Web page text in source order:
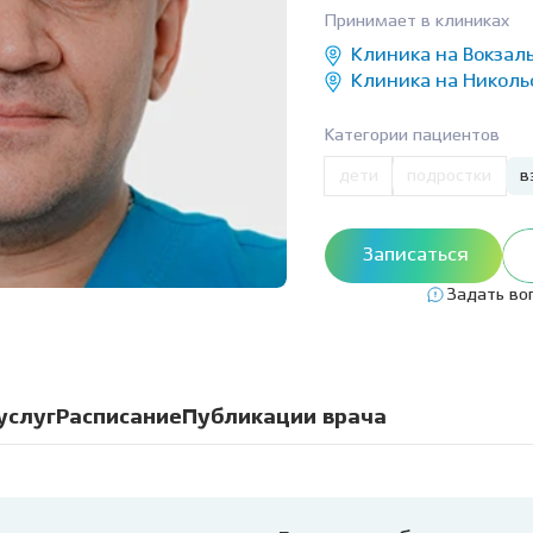
молочных зубов
ортодонтия
детей под
детей под
детского зуба
зубов особенным
Виниры
Съемное протезирование
Лечение ВНЧС
Пародонтология
пародонтология
Удаление
Лечение
(флюса)
Клиника на пл. Карла
Маркса, 1
хирург
Принимает в клиниках
Клиника на
Клиника на
Категории пациентов
дети подростки
Записаться
Задать
Расписание Публикации врача